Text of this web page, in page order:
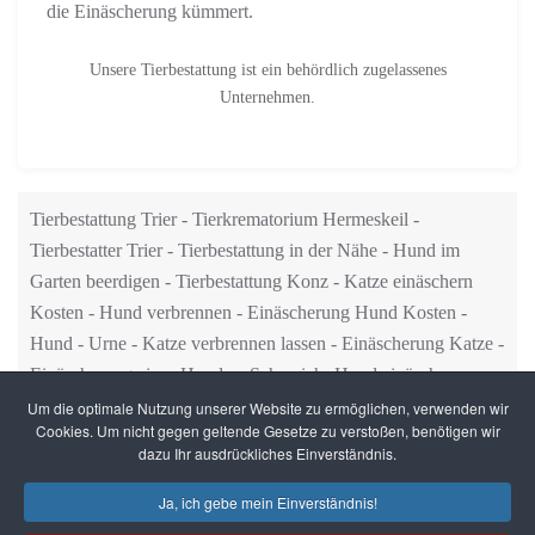
die Einäscherung kümmert.
Unsere Tierbestattung ist ein behördlich zugelassenes
Unternehmen.
Tierbestattung Trier - Tierkrematorium Hermeskeil -
Tierbestatter Trier - Tierbestattung in der Nähe - Hund im
Garten beerdigen - Tierbestattung Konz - Katze einäschern
Kosten - Hund verbrennen - Einäscherung Hund Kosten -
Hund - Urne - Katze verbrennen lassen - Einäscherung Katze -
Einäscherung eines Hundes -Schweich- Hund einäschern
Um die optimale Nutzung unserer Website zu ermöglichen, verwenden wir
Cookies. Um nicht gegen geltende Gesetze zu verstoßen, benötigen wir
dazu Ihr ausdrückliches Einverständnis.
Ja, ich gebe mein Einverständnis!